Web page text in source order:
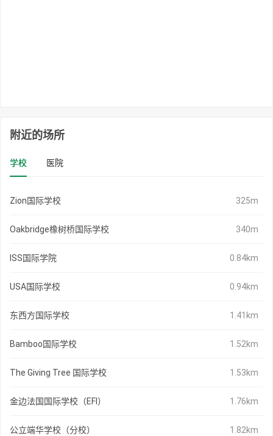
附近的场所
学校 医院
Zion国际学校 325m
Oakbridge橡树桥国际学校 340m
ISS国际学院 0.84km
USA国际学校 0.94km
东西方国际学校 1.41km
Bamboo国际学校 1.52km
The Giving Tree 国际学校 1.53km
金边法国国际学校（EFI） 1.76km
公立端华学校（分校） 1.82km